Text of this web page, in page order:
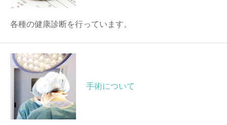
各種の健康診断を行っています。
手術について